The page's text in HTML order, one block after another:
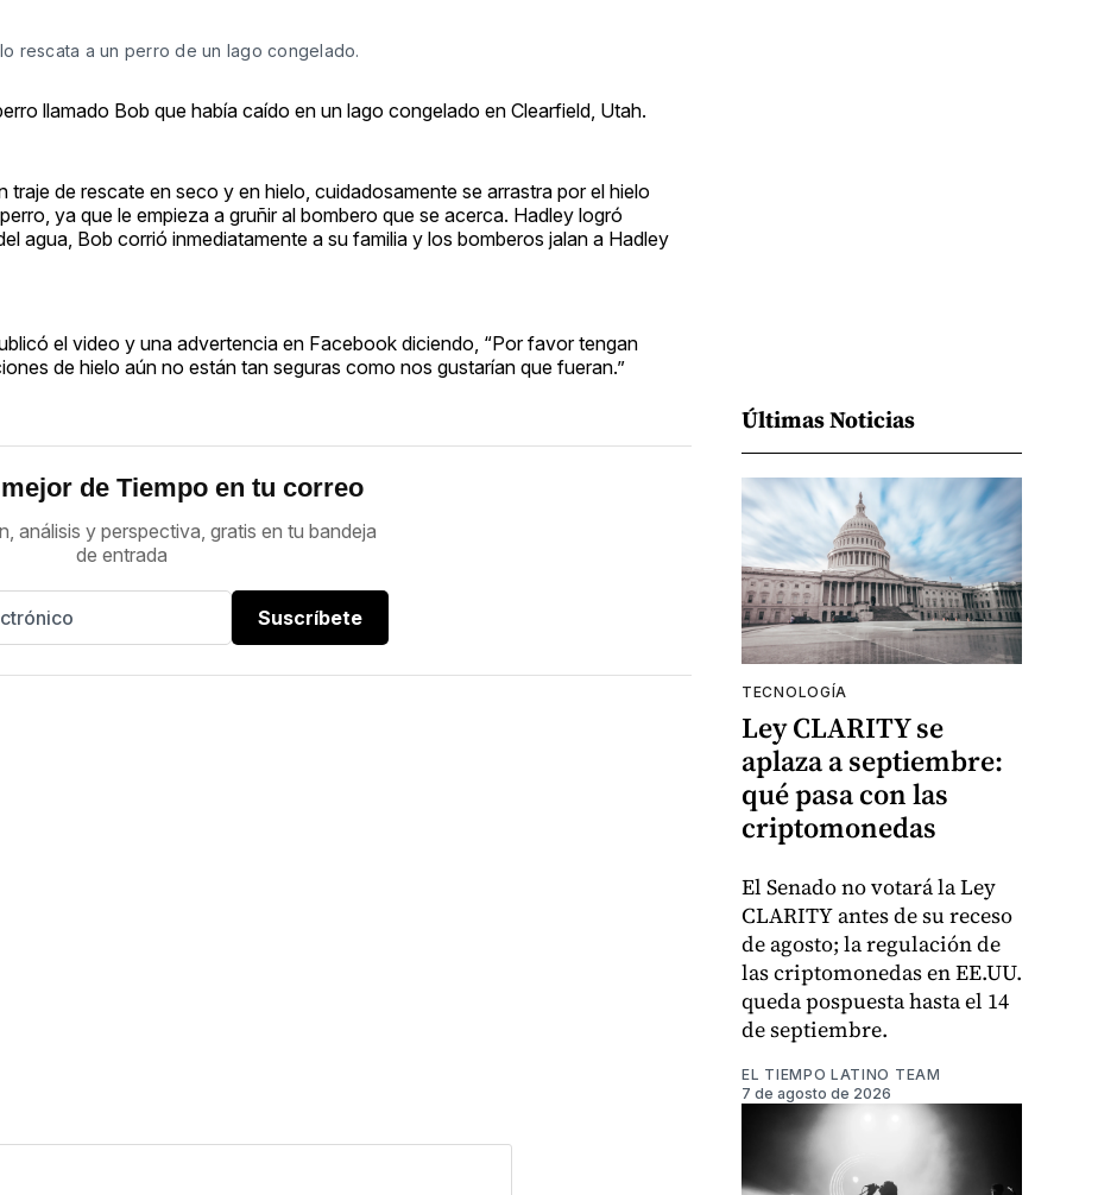
rescata a un perro de un lago congelado.
llamado Bob que había caído en un lago congelado en Clearfield, Utah.
de rescate en seco y en hielo, cuidadosamente se arrastra por el hielo
ya que le empieza a gruñir al bombero que se acerca. Hadley logró
agua, Bob corrió inmediatamente a su familia y los bomberos jalan a Hadley
el video y una advertencia en Facebook diciendo, “Por favor tengan
de hielo aún no están tan seguras como nos gustarían que fueran.”
de Tiempo en tu correo
análisis y perspectiva, gratis en tu bandeja
de entrada
Suscríbete
Últimas Noticias
TECNOLOGÍA
Ley CLARITY se
aplaza a septiembre:
qué pasa con las
criptomonedas
El Senado no votará la Ley
CLARITY antes de su receso
de agosto; la regulación de
las criptomonedas en EE.UU.
queda pospuesta hasta el 14
de septiembre.
EL TIEMPO LATINO TEAM
7 de agosto de 2026